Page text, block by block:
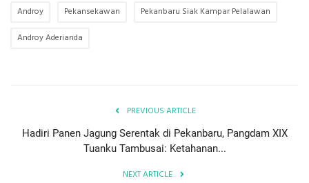
Androy Pekansekawan
Pekanbaru Siak Kampar Pelalawan
Androy Aderianda
PREVIOUS ARTICLE
Hadiri Panen Jagung Serentak di Pekanbaru, Pangdam XIX
Tuanku Tambusai: Ketahanan...
NEXT ARTICLE